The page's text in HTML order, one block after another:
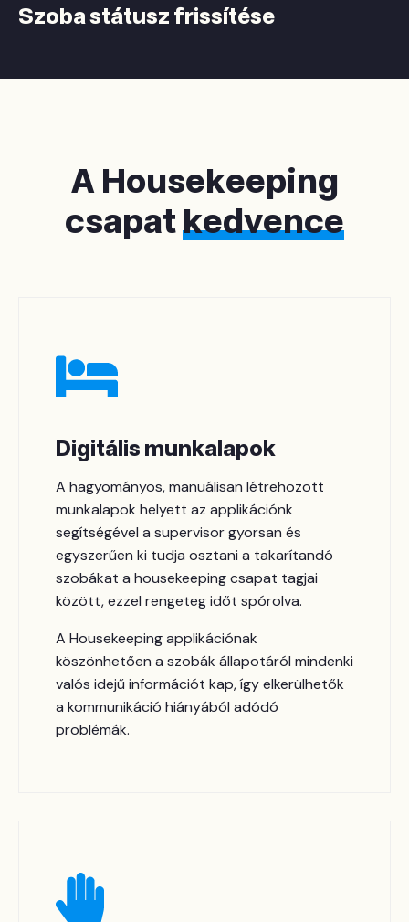
Szoba státusz frissítése
A Housekeeping
csapatkedvence
Digitális munkalapok
A hagyományos, manuálisan létrehozott
munkalapok helyett az applikációnk
segítségével a supervisor gyorsan és
egyszerűen ki tudja osztani a takarítandó
szobákat a housekeeping csapat tagjai
között, ezzel rengeteg időt spórolva.
A Housekeeping applikációnak
köszönhetően a szobák állapotáról mindenki
valós idejű információt kap, így elkerülhetők
a kommunikáció hiányából adódó
problémák.